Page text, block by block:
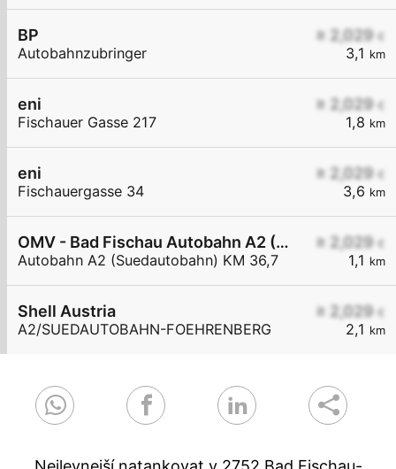
≥ 2,029 €
3,1 km
BP
Autobahnzubringer
≥ 2,029 €
1,8 km
eni
Fischauer Gasse 217
≥ 2,029 €
3,6 km
eni
Fischauergasse 34
≥ 2,029 €
1,1 km
OMV - Bad Fischau Autobahn A2 (Südautobahn) KM 36,7
Autobahn A2 (Suedautobahn) KM 36,7
≥ 2,029 €
2,1 km
Shell Austria
A2/SUEDAUTOBAHN-FOEHRENBERG